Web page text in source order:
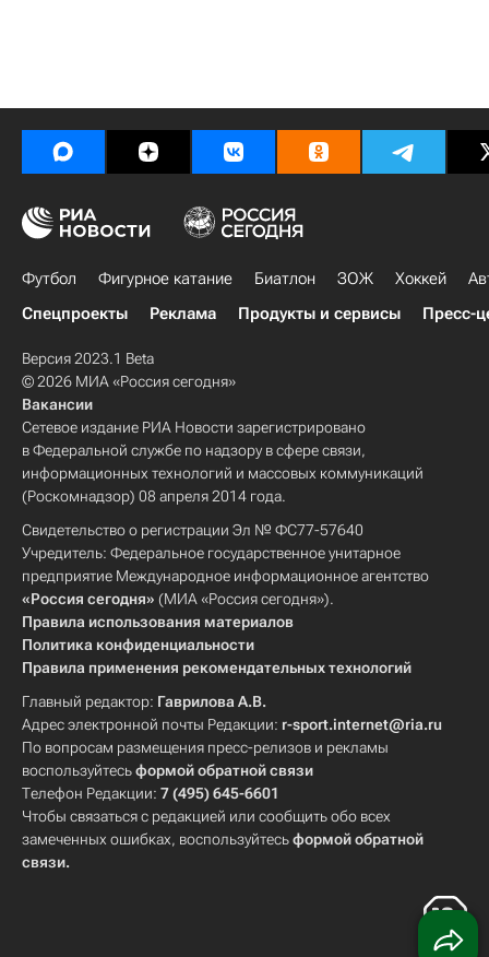
Футбол Фигурное катание Биатлон ЗОЖ Хоккей
Спецпроекты
Реклама Продукты и сервисы Пресс-
Версия 2023.1 Beta
© 2026 МИА «Россия сегодня»
Вакансии
Сетевое издание РИА Новости зарегистрировано
в Федеральной службе по надзору в сфере связи,
информационных технологий и массовых коммуникаций
(Роскомнадзор) 08 апреля 2014 года.
Свидетельство о регистрации Эл № ФС77-57640
Учредитель: Федеральное государственное унитарное
предприятие Международное информационное агентство
«Россия сегодня» (МИА «Россия сегодня»).
Правила использования материалов
Политика конфиденциальности
Правила применения рекомендательных технологий
Главный редактор: Гаврилова А.В.
Адрес электронной почты Редакции: r-sport.internet@ria.ru
По вопросам размещения пресс-релизов и рекламы
воспользуйтесьформой обратной связи
Телефон Редакции: 7 (495) 645-6601
Чтобы связаться с редакцией или сообщить обо всех
замеченных ошибках, воспользуйтесьформой обратной
связи.